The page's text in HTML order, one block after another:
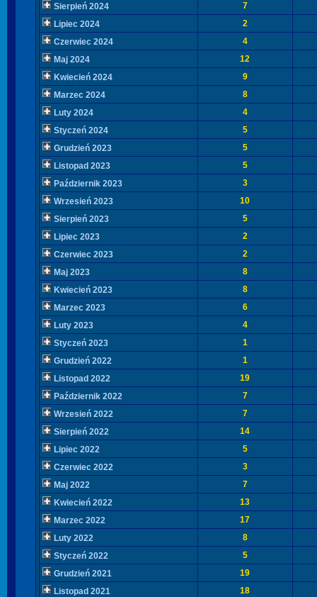
Sierpień 2024
7
Lipiec 2024
2
Czerwiec 2024
4
Maj 2024
12
Kwiecień 2024
9
Marzec 2024
8
Luty 2024
4
Styczeń 2024
5
Grudzień 2023
5
Listopad 2023
5
Październik 2023
3
Wrzesień 2023
10
Sierpień 2023
5
Lipiec 2023
2
Czerwiec 2023
2
Maj 2023
8
Kwiecień 2023
8
Marzec 2023
6
Luty 2023
4
Styczeń 2023
1
Grudzień 2022
1
Listopad 2022
19
Październik 2022
7
Wrzesień 2022
7
Sierpień 2022
14
Lipiec 2022
5
Czerwiec 2022
3
Maj 2022
7
Kwiecień 2022
13
Marzec 2022
17
Luty 2022
8
Styczeń 2022
5
Grudzień 2021
19
Listopad 2021
18